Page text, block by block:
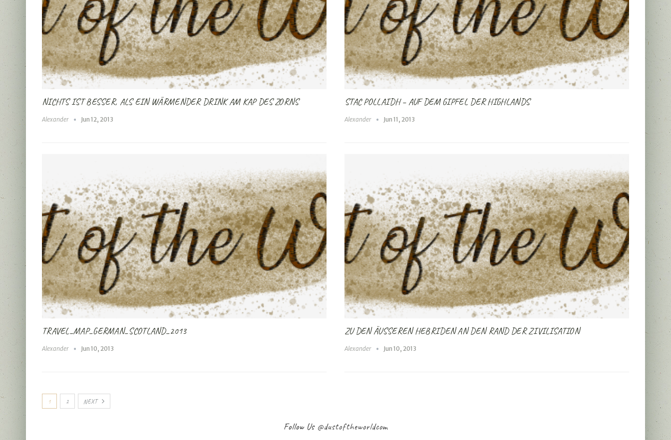
NICHTS IST BESSER, ALS EIN WÄRMENDER DRINK AM KAP DES ZORNS
Alexander Jun 12, 2013
STAC POLLAIDH – AUF DEM GIPFEL DER HIGHLANDS
Alexander Jun 11, 2013
TRAVEL_MAP_GERMAN_SCOTLAND_2013
Alexander Jun 10, 2013
ZU DEN ÄUSSEREN HEBRIDEN AN DEN RAND DER ZIVILISATION
Alexander Jun 10, 2013
1 2 NEXT
Follow Us @dustoftheworldcom